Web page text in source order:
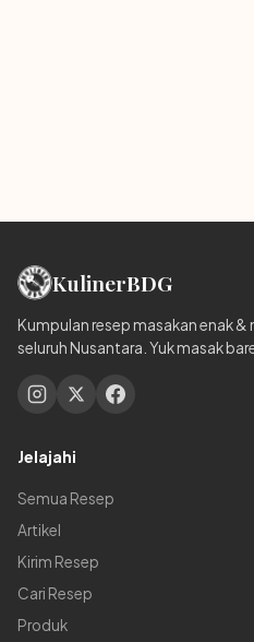
KulinerBDG
Kumpulan resep masakan enak &
seluruh Nusantara. Yuk masak
Jelajahi
Semua Resep
Artikel
Kirim Resep
Cari Resep
Produk